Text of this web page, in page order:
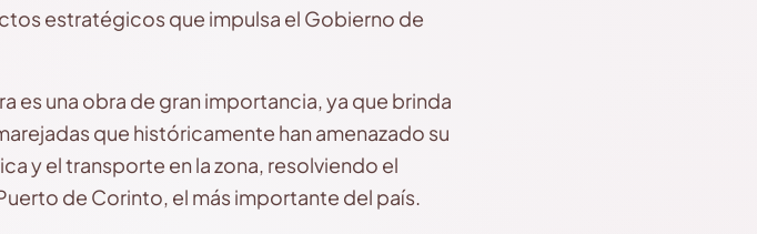
estratégicos que impulsa el Gobierno de
es una obra de gran importancia, ya que brinda
que históricamente han amenazado su
y el transporte en la zona, resolviendo el
de Corinto, el más importante del país.